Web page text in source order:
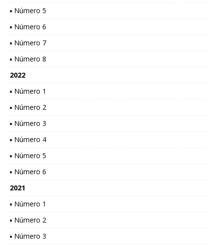
▪ Número 5
▪ Número 6
▪ Número 7
▪ Número 8
2022
▪ Número 1
▪ Número 2
▪ Número 3
▪ Número 4
▪ Número 5
▪ Número 6
2021
▪ Número 1
▪ Número 2
▪ Número 3